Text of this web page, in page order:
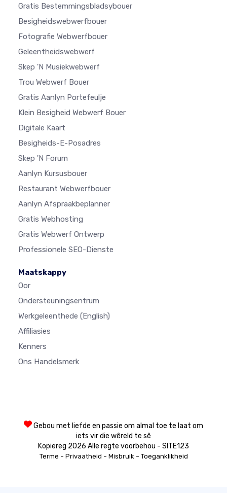
Gratis Bestemmingsbladsybouer
Besigheidswebwerfbouer
Fotografie Webwerfbouer
Geleentheidswebwerf
Skep 'n Musiekwebwerf
Trou Webwerf Bouer
Gratis Aanlyn Portefeulje
Klein Besigheid Webwerf Bouer
Digitale Kaart
Besigheids-E-Posadres
Skep 'n Forum
Aanlyn Kursusbouer
Restaurant Webwerfbouer
Aanlyn Afspraakbeplanner
Gratis Webhosting
Gratis Webwerf Ontwerp
Professionele SEO-Dienste
Maatskappy
Oor
Ondersteuningsentrum
Werkgeleenthede (English)
Affiliasies
Kenners
Ons Handelsmerk
Gebou met liefde en passie om almal toe te laat om
iets vir die wêreld te sê
Kopiereg 2026 Alle regte voorbehou - SITE123
Terme - Privaatheid - Misbruik- Toeganklikheid